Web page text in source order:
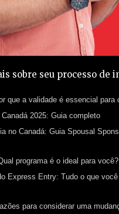
sobre seu processo de
que a validade é essencial para
2025: Guia completo
no Canadá: Guia Spousal
programa é o ideal para você?
Express Entry: Tudo o que
para considerar uma